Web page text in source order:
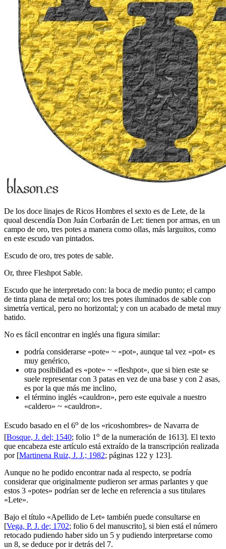
De los doce linajes de Ricos Hombres el sexto es de Lete, de la
quoal descendía Don Juán Corbarán de Let: tienen por armas, en un
campo de oro, tres potes a manera como ollas, más larguitos, como
en este escudo van pintados.
Escudo de oro, tres potes de sable.
Or, three Fleshpot Sable.
Escudo que he interpretado con: la boca de medio punto; el campo
de tinta plana de metal oro; los tres potes iluminados de sable con
simetría vertical, pero no horizontal; y con un acabado de metal muy
batido.
No es fácil encontrar en inglés una figura similar:
podría considerarse «pote» ~ «pot», aunque tal vez «pot» es
muy genérico,
otra posibilidad es «pote» ~ «fleshpot», que si bien este se
suele representar con 3 patas en vez de una base y con 2 asas,
es por la que más me inclino,
el término inglés «cauldron», pero este equivale a nuestro
«caldero» ~ «cauldron».
Escudo basado en el 6o de los «ricoshombres» de Navarra de
[Bosque, J. del; 1540; folio 1 o de la numeración de 1613]. El texto
que encabeza este artículo está extraído de la transcripción realizada
por [Martinena Ruiz, J. J.; 1982; páginas 122 y 123].
Aunque no he podido encontrar nada al respecto, se podría
considerar que originalmente pudieron ser armas parlantes y que
estos 3 «potes» podrían ser de leche en referencia a sus titulares
«Lete».
Bajo el título «Apellido de Let» también puede consultarse en
[Vega, P. J. de; 1702; folio 6 del manuscrito], si bien está el número
retocado pudiendo haber sido un 5 y pudiendo interpretarse como
un 8, se deduce por ir detrás del 7.